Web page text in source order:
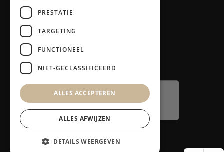
Service
Klantenservice
Contact
Retours en garantie
Klacht melden
PRESTATIE
TARGETING
FUNCTIONEEL
NIET-GECLASSIFICEERD
ALLES ACCEPTEREN
ALLES AFWIJZEN
DETAILS WEERGEVEN